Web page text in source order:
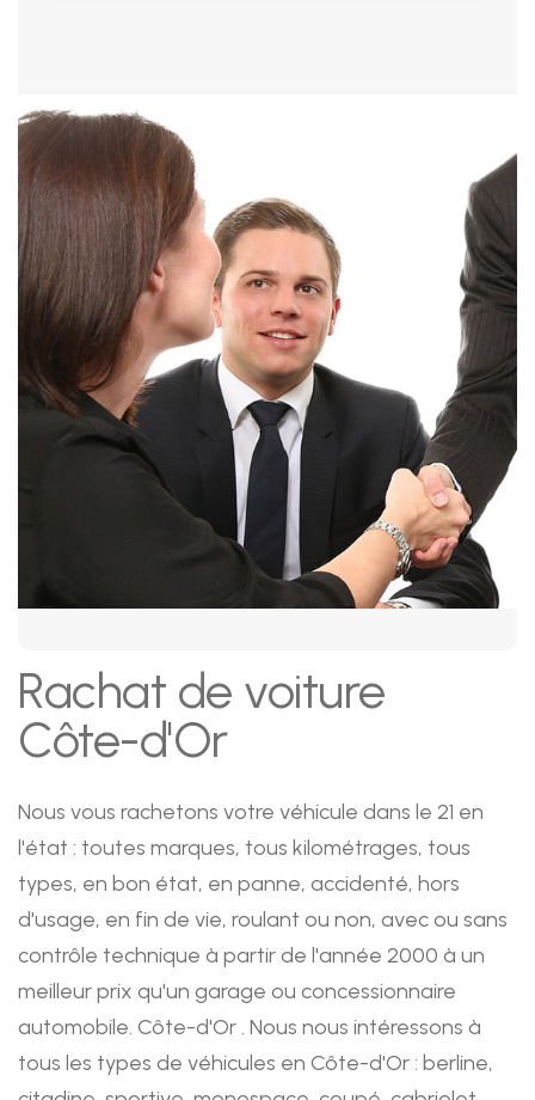
Rachat de voiture
Côte-d'Or
Nous vous rachetons votre véhicule dans le 21 en
l'état : toutes marques, tous kilométrages, tous
types, en bon état, en panne, accidenté, hors
d'usage, en fin de vie, roulant ou non, avec ou sans
contrôle technique à partir de l'année 2000 à un
meilleur prix qu'un garage ou concessionnaire
automobile. Côte-d'Or . Nous nous intéressons à
tous les types de véhicules en Côte-d'Or : berline,